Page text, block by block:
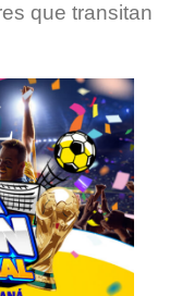
que transitan